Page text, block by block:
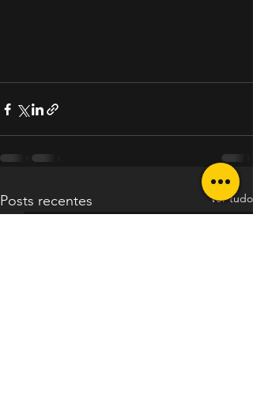
Posts recentes Ver tudo